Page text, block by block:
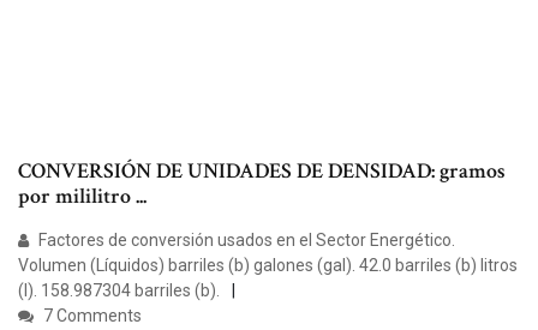
CONVERSIÓN DE UNIDADES DE DENSIDAD: gramos
por mililitro ...
Factores de conversión usados en el Sector Energético.
Volumen (Líquidos) barriles (b) galones (gal). 42.0 barriles (b) litros
(l). 158.987304 barriles (b).
7 Comments